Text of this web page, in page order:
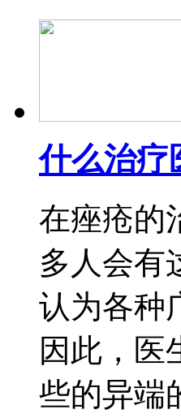
什么治疗
在痤疮的
多人会有
认为各种
因此，医
些的异端